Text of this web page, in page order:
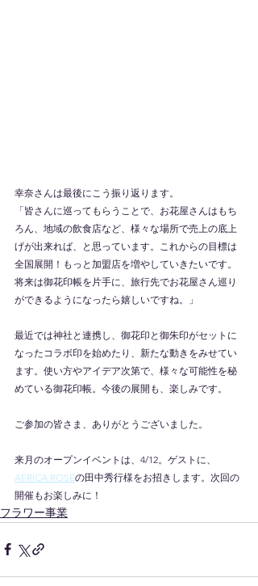
幸奈さんは最後にこう振り返ります。
「皆さんに巡ってもらうことで、お花屋さんはもち
ろん、地域の飲食店など、様々な場所で売上の底上
げが出来れば、と思っています。これからの目標は
全国展開！もっと加盟店を増やしていきたいです。
将来は御花印帳を片手に、旅行先でお花屋さん巡り
ができるようになったら嬉しいですね。」
最近では神社と連携し、御花印と御朱印がセットに
なったコラボ印を始めたり、新たな動きをみせてい
ます。使い方やアイデア次第で、様々な可能性を秘
めている御花印帳。今後の展開も、楽しみです。
ご参加の皆さま、ありがとうございました。
来月のオープンイベントは、4/12。ゲストに、
AFRICA ROSEの田中秀行様をお招きします。次回の
開催もお楽しみに！
フラワー事業